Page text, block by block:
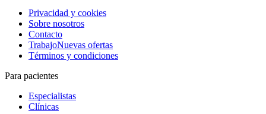
Privacidad y cookies
Sobre nosotros
Contacto
TrabajoNuevas ofertas
Términos y condiciones
Para pacientes
Especialistas
Clínicas